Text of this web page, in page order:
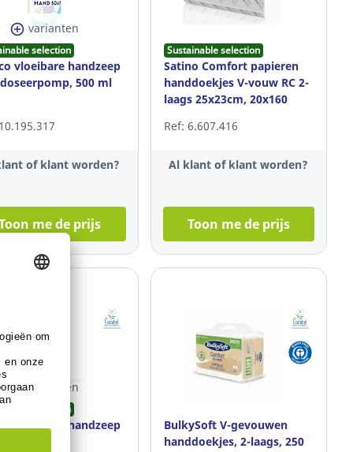
varianten
selection
vloeibare handzeep
500 ml
of klant worden?
me de prijs
Sustainable selection
Satino Comfort papieren
handdoekjes V-vouw RC 2-
laags 25x23cm, 20x160
Ref: 6.607.416
Al klant of klant worden?
Toon me de prijs
varianten
selection
vloeibare handzeep
BulkySoft V-gevouwen
handdoekjes, 2-laags, 250